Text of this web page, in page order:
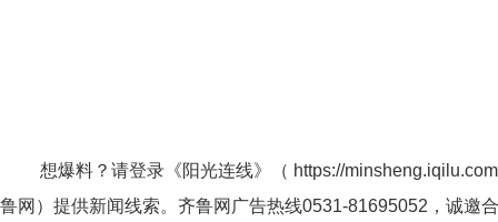
想爆料？请登录《阳光连线》（ https://
鲁网 ）提供新闻线索。齐鲁网广告热线0531-81695052 ，诚邀